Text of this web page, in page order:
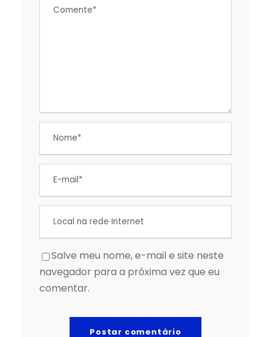
Salve meu nome, e-mail e site neste
navegador para a próxima vez que eu
comentar.